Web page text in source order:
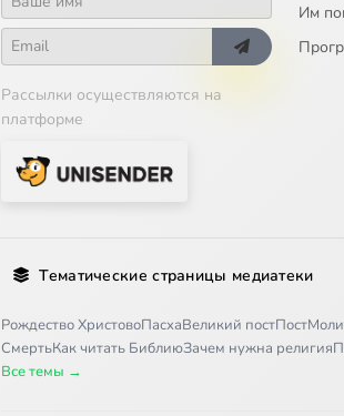
Рассылки осуществляются на
платформе
Им
Тематические страницы медиатеки
Рождество ХристовоПасхаВеликий постПост
СмертьКак читать БиблиюЗачем нужна религия
Все темы →